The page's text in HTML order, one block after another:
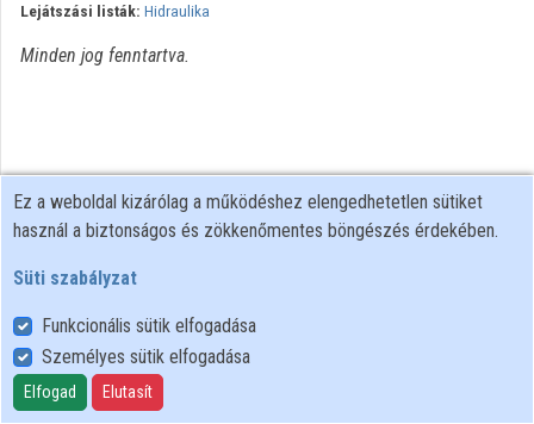
Lejátszási listák: Hidraulika
Minden jog fenntartva.
Felhasználói szabályzat
Adatkezelési tájékoztató
Süti szabályzat
Ez a weboldal kizárólag a működéshez elengedhetetlen sütiket
használ a biztonságos és zökkenőmentes böngészés érdekében.
Süti szabályzat
Funkcionális sütik elfogadása
Személyes sütik elfogadása
Elfogad Elutasít